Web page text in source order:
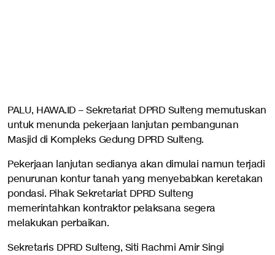
PALU, HAWA.ID – Sekretariat DPRD Sulteng memutuskan
untuk menunda pekerjaan lanjutan pembangunan
Masjid di Kompleks Gedung DPRD Sulteng.
Pekerjaan lanjutan sedianya akan dimulai namun terjadi
penurunan kontur tanah yang menyebabkan keretakan
pondasi. Pihak Sekretariat DPRD Sulteng
memerintahkan kontraktor pelaksana segera
melakukan perbaikan.
Sekretaris DPRD Sulteng, Siti Rachmi Amir Singi